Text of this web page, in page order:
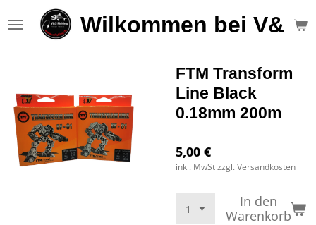
Hauptinhalt
Wilkommen bei V&S
FTM Transform
Line Black
0.18mm 200m
5,00 €
inkl. MwSt zzgl. Versandkosten
In den
Warenkorb